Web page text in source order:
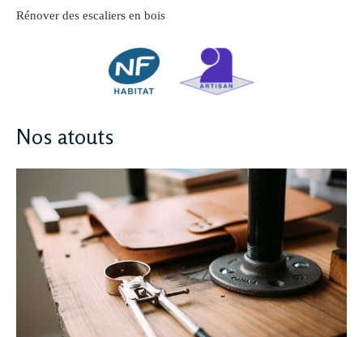
Rénover des escaliers en bois
Nos atouts